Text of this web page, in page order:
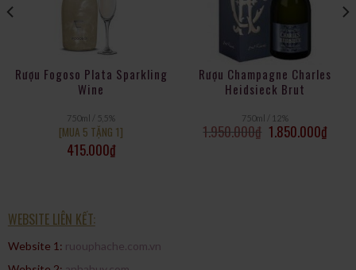
Rượu Fogoso Plata Sparkling
Wine
750ml / 5,5%
[MUA 5 TẶNG 1]
415.000₫
Rượu Champagne Charles
Heidsieck Brut
750ml / 12%
1.950.000₫ 1.850.000₫
WEBSITE LIÊN KẾT:
Website 1: ruouphache.com.vn